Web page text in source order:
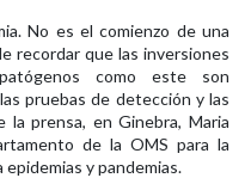
No es el comienzo de una
recordar que las inversiones
como este son
pruebas de detección y las
la prensa, en Ginebra, Maria
de la OMS para la
y pandemias.